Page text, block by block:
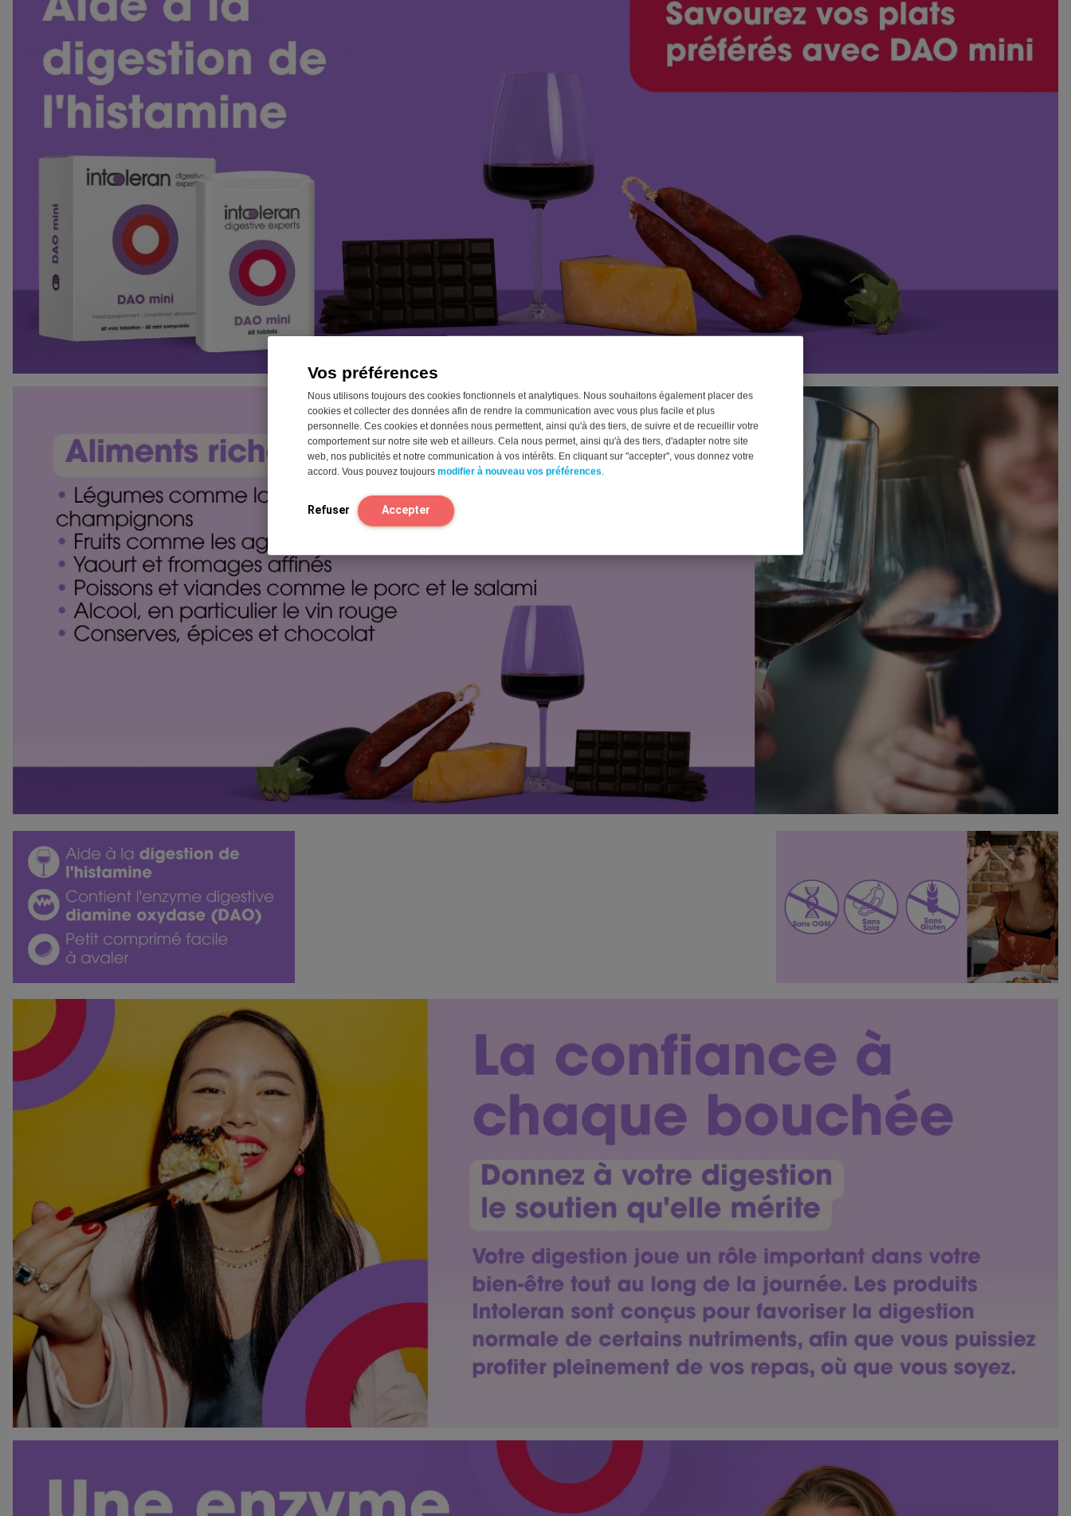
Vos préférences
Nous utilisons toujours des cookies fonctionnels et analytiques. Nous souhaitons également placer des
cookies et collecter des données afin de rendre la communication avec vous plus facile et plus
personnelle. Ces cookies et données nous permettent, ainsi qu'à des tiers, de suivre et de recueillir votre
comportement sur notre site web et ailleurs. Cela nous permet, ainsi qu'à des tiers, d'adapter notre site
web, nos publicités et notre communication à vos intérêts. En cliquant sur "accepter", vous donnez votre
accord. Vous pouvez toujours modifier à nouveau vos préférences.
Refuser Accepter